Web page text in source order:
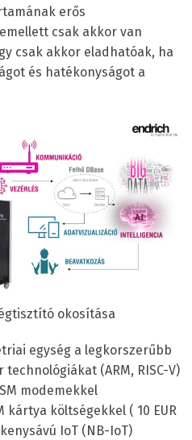
erős
csak akkor van
csak akkor eladhatóak, ha
és hatékonyságot a
okosítása
egység a legkorszerűbb
(ARM, RISC-V)
modemekkel
kártya költségekkel ( 10 EUR
IoT (NB-IoT)